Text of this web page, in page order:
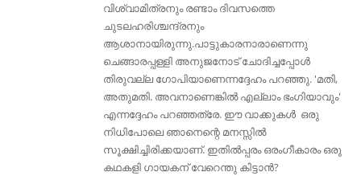
വിശ്വാമിത്രനും രണ്ടാം ദിവസത്തെ
ചുടലഹരിശ്ചന്ദ്രനും
ആശാനായിരുന്നു.പാട്ടുകാരനാരാണെന്നു
ചെങ്ങാരപ്പള്ളി അനുജനോട് ചോദിച്ചപ്പോൾ
തിരുവല്ല ഗോപിയാണെന്നദ്ദേഹം പറഞ്ഞു. 'മതി,
അതുമതി. അവനാണെങ്കിൽ എല്ലാം ഭംഗിയാവും'
എന്നദ്ദേഹം പറഞ്ഞത്രേ. ഈ വാക്കുകൾ ഒരു
നിധിപോലെ ഞാനെന്റെ മനസ്സിൽ
സൂക്ഷിച്ചിരിക്കയാണ്. ഇതിൽപ്പരം ഒരംഗീകാരം ഒരു
കഥകളി ഗായകന് വേറെന്തു കിട്ടാൻ?